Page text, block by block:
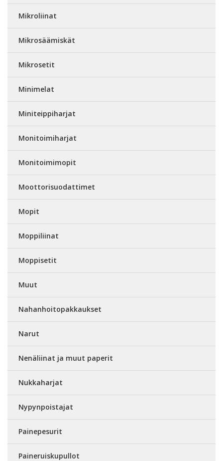
Mikroliinat
Mikrosäämiskät
Mikrosetit
Minimelat
Miniteippiharjat
Monitoimiharjat
Monitoimimopit
Moottorisuodattimet
Mopit
Moppiliinat
Moppisetit
Muut
Nahanhoitopakkaukset
Narut
Nenäliinat ja muut paperit
Nukkaharjat
Nypynpoistajat
Painepesurit
Paineruiskupullot